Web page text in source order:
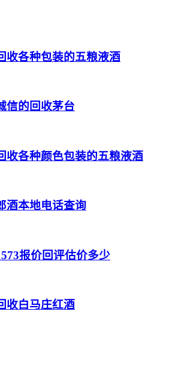
收各种包装的五粮液酒
信的回收茅台
收各种颜色包装的五粮液酒
酒本地电话查询
报价回评估价多少
收白马庄红酒